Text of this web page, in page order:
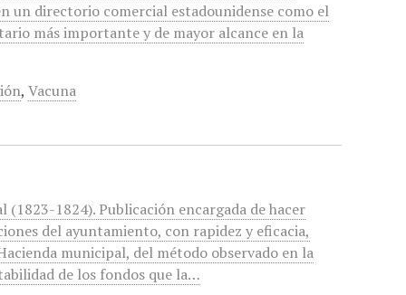
un directorio comercial estadounidense como el
más importante y de mayor alcance en la
,Vacuna
(1823-1824). Publicación encargada de hacer
del ayuntamiento, con rapidez y eficacia,
municipal, del método observado en la
de los fondos que la…